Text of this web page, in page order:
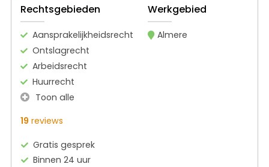
Rechtsgebieden
Aansprakelijkheidsrecht
Ontslagrecht
Arbeidsrecht
Huurrecht
Toon alle
Werkgebied
Almere
19 reviews
Gratis gesprek
Binnen 24 uur